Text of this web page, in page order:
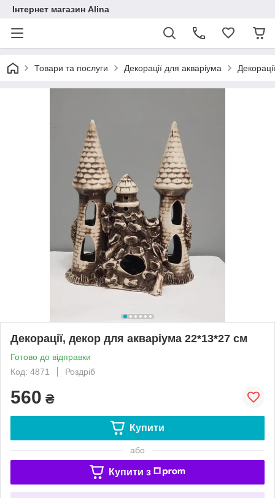
Інтернет магазин Alina
Товари та послуги Декорації для акваріума
Декорації, декор для акваріума 22*13*27 см
Готово до відправки
Код: 4871
Роздріб
560 ₴
Купити
або
Купити з